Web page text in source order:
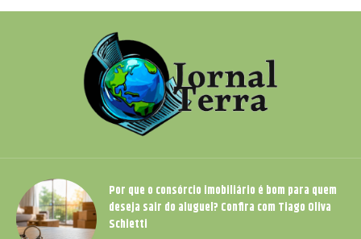
Por que o consórcio imobiliário é bom para quem
deseja sair do aluguel? Confira com Tiago Oliva
Schietti